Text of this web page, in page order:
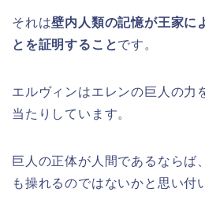
それは壁内人類の記憶が王家に
とを証明することです。
エルヴィンはエレンの巨人の力
当たりしています。
巨人の正体が人間であるならば
も操れるのではないかと思い付